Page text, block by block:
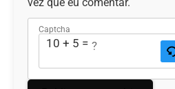
Captcha
10 + 5 = ?